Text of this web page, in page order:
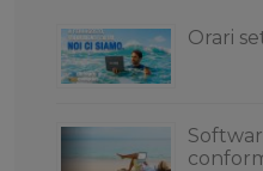
Orari